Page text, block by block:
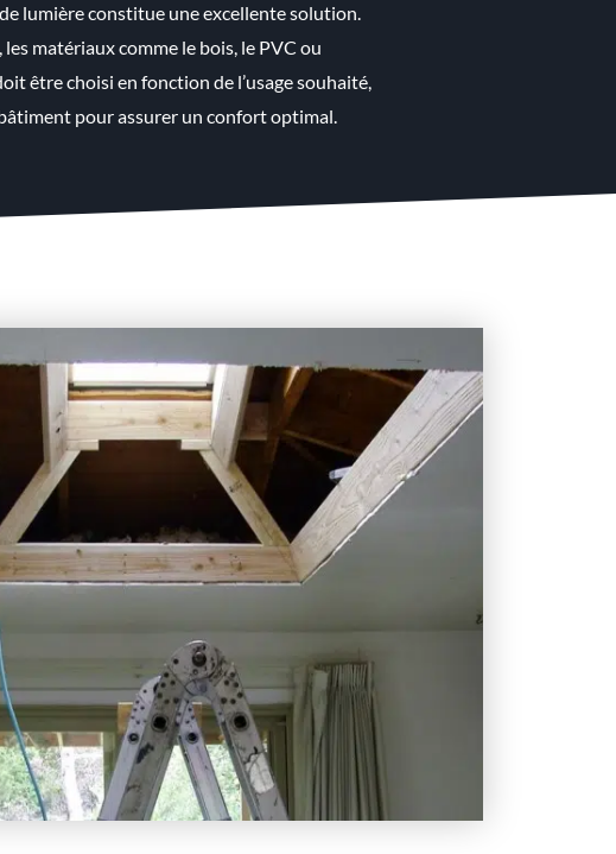
lumière constitue une excellente solution.
matériaux comme le bois, le PVC ou
être choisi en fonction de l’usage souhaité,
pour assurer un confort optimal.